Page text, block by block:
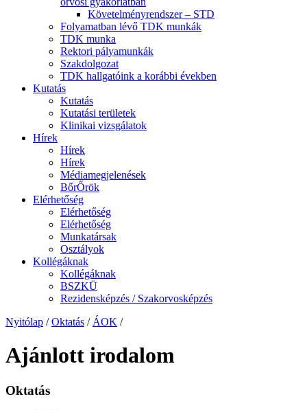
Követelményrendszer – STD
Folyamatban lévő TDK munkák
TDK munka
Rektori pályamunkák
Szakdolgozat
TDK hallgatóink a korábbi években
Kutatás
Kutatás
Kutatási területek
Klinikai vizsgálatok
Hírek
Hírek
Hírek
Médiamegjelenések
BőrŐrök
Elérhetőség
Elérhetőség
Elérhetőség
Munkatársak
Osztályok
Kollégáknak
Kollégáknak
BSZKÜ
Rezidensképzés / Szakorvosképzés
Nyitólap / Oktatás / ÁOK /
Ajánlott irodalom
Oktatás